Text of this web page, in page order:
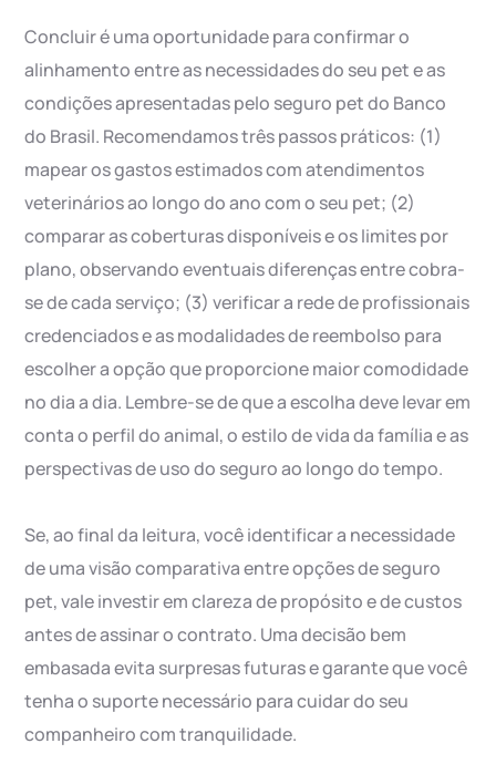
Concluir é uma oportunidade para confirmar o
alinhamento entre as necessidades do seu pet e as
condições apresentadas pelo seguro pet do Banco
do Brasil. Recomendamos três passos práticos: (1)
mapear os gastos estimados com atendimentos
veterinários ao longo do ano com o seu pet; (2)
comparar as coberturas disponíveis e os limites por
plano, observando eventuais diferenças entre cobra-
se de cada serviço; (3) verificar a rede de profissionais
credenciados e as modalidades de reembolso para
escolher a opção que proporcione maior comodidade
no dia a dia. Lembre-se de que a escolha deve levar em
conta o perfil do animal, o estilo de vida da família e as
perspectivas de uso do seguro ao longo do tempo.
Se, ao final da leitura, você identificar a necessidade
de uma visão comparativa entre opções de seguro
pet, vale investir em clareza de propósito e de custos
antes de assinar o contrato. Uma decisão bem
embasada evita surpresas futuras e garante que você
tenha o suporte necessário para cuidar do seu
companheiro com tranquilidade.